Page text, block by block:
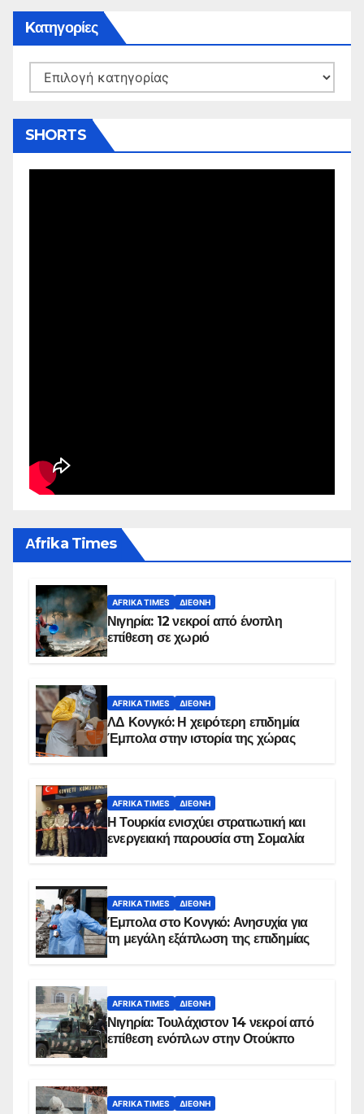
Kατηγορίες
Kατηγορίες
SHORTS
Αfrika Times
AFRIKA TIMES ΔΙΕΘΝΉ
Νιγηρία: 12 νεκροί από ένοπλη
επίθεση σε χωριό
AFRIKA TIMES ΔΙΕΘΝΉ
ΛΔ Κονγκό: Η χειρότερη επιδημία
Έμπολα στην ιστορία της χώρας
AFRIKA TIMES ΔΙΕΘΝΉ
Η Τουρκία ενισχύει στρατιωτική και
ενεργειακή παρουσία στη Σομαλία
AFRIKA TIMES ΔΙΕΘΝΉ
Έμπολα στο Κονγκό: Ανησυχία για
τη μεγάλη εξάπλωση της επιδημίας
AFRIKA TIMES ΔΙΕΘΝΉ
Νιγηρία: Τουλάχιστον 14 νεκροί από
επίθεση ενόπλων στην Οτούκπο
AFRIKA TIMES ΔΙΕΘΝΉ